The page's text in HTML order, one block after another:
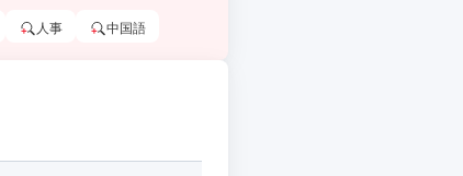
人事 中国語